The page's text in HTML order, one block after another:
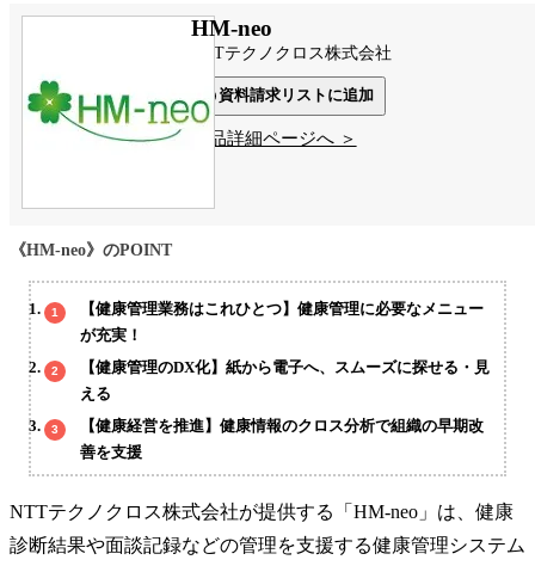
HM-neo
NTTテクノクロス株式会社
資料請求リストに追加
製品詳細ページへ ＞
《HM-neo》のPOINT
【健康管理業務はこれひとつ】健康管理に必要なメニュー
が充実！
【健康管理のDX化】紙から電子へ、スムーズに探せる・見
える
【健康経営を推進】健康情報のクロス分析で組織の早期改
善を支援
NTTテクノクロス株式会社が提供する「HM-neo」は、健康
診断結果や面談記録などの管理を支援する健康管理システム